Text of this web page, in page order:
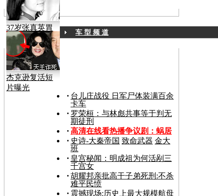
37岁张真英胃
癌病逝
杰克逊复活短
片曝光
台儿庄战役 日军尸体装满百余
卡车
罗荣桓：与林彪共事等于判无
期徒刑
高清在线看热播争议剧： 蜗居
史诗-大秦帝国 致命武器 金大
班
皇宫秘闻：明成祖为何活剐三
千宫女
胡耀邦亲批高干子弟死刑:不杀
难平民愤
震撼现场:历史上最大规模航母
车 型 频 道